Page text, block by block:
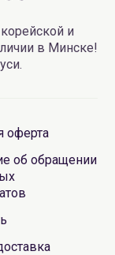
и
в Минске!
оферта
об обращении